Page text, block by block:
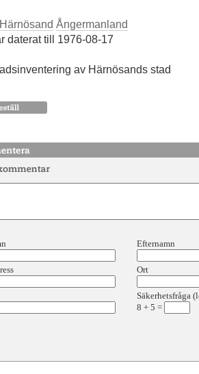
Härnösand Ångermanland
daterat till 1976-08-17
av Härnösands stad
Efternamn
Ort
Säkerhetsfråga
8 + 5 =